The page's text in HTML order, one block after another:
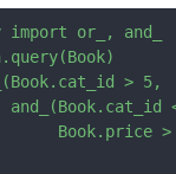
import or_, and_
> 5,
and_(Book.cat_id
Book.price >